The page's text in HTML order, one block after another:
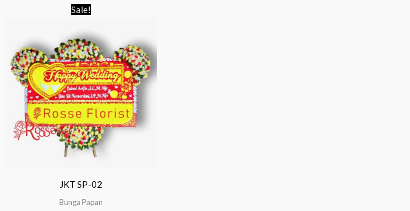
Sale!
JKT SP-02
Bunga Papan
Original
price
Rp 750.000.